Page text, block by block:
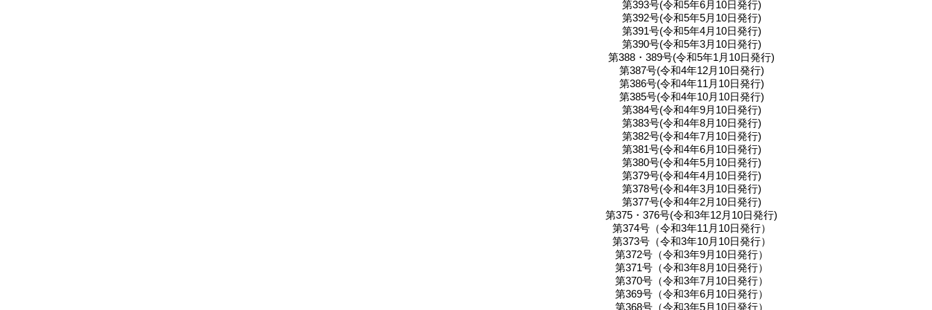
第393号(令和5年6月10日発行)
第392号(令和5年5月10日発行)
第391号(令和5年4月10日発行)
第390号(令和5年3月10日発行)
第388・389号(令和5年1月10日発行)
第387号(令和4年12月10日発行)
第386号(令和4年11月10日発行)
第385号(令和4年10月10日発行)
第384号(令和4年9月10日発行)
第383号(令和4年8月10日発行)
第382号(令和4年7月10日発行)
第381号(令和4年6月10日発行)
第380号(令和4年5月10日発行)
第379号(令和4年4月10日発行)
第378号(令和4年3月10日発行)
第377号(令和4年2月10日発行)
第375・376号(令和3年12月10日発行)
第374号（令和3年11月10日発行）
第373号（令和3年10月10日発行）
第372号（令和3年9月10日発行）
第371号（令和3年8月10日発行）
第370号（令和3年7月10日発行）
第369号（令和3年6月10日発行）
第368号（令和3年5月10日発行）